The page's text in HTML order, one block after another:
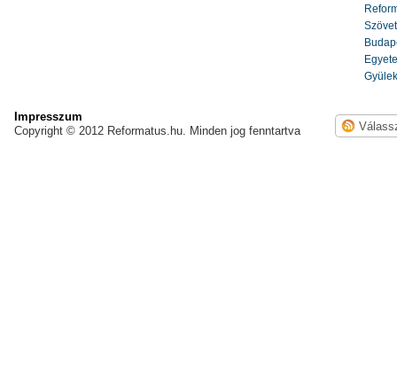
Impresszum
Copyright © 2012 Reformatus.hu. Minden jog fenntartva